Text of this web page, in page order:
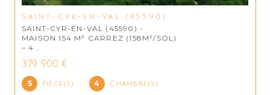
Saint-Cyr-en-Val (45590)
SAINT-CYR-EN-VAL (45590) -
MAISON 154 M² CARREZ (158M²/SOL)
– 4...
379 900 €
5 Pièce(s) 4 Chambre(s)